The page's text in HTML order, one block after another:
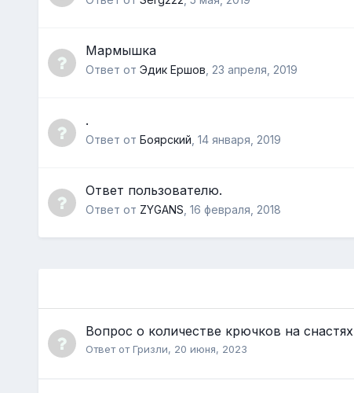
Мармышка
Ответ от Эдик Ершов 23 апреля, 2019
.
Ответ от Боярский 14 января, 2019
Ответ пользователю.
Ответ от ZYGANS 16 февраля, 2018
Вопрос о количестве крючков на снастях
Ответ отГризли, 20 июня, 2023